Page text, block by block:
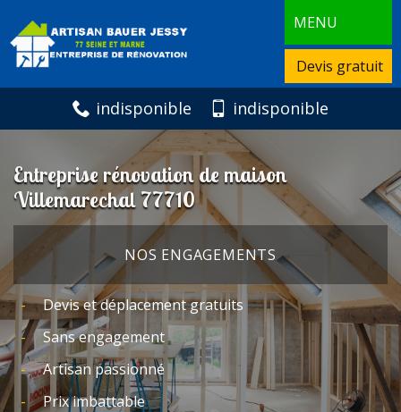
MENU
Devis gratuit
indisponible indisponible
Entreprise rénovation de maison
Villemarechal 77710
NOS ENGAGEMENTS
Devis et déplacement gratuits
Sans engagement
Artisan passionné
Prix imbattable